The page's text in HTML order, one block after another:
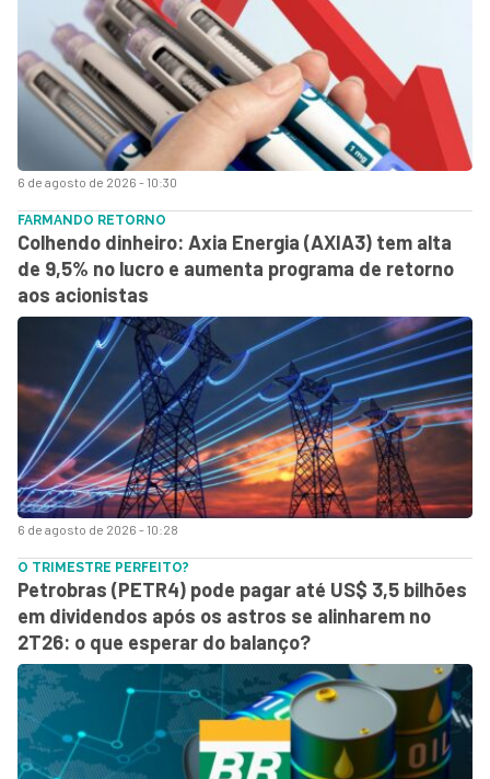
6 de agosto de 2026 - 10:30
6 de agosto de 2026 - 10:28
FARMANDO RETORNO
Colhendo dinheiro: Axia Energia (AXIA3) tem alta
de 9,5% no lucro e aumenta programa de retorno
aos acionistas
O TRIMESTRE PERFEITO?
Petrobras (PETR4) pode pagar até US$ 3,5 bilhões
em dividendos após os astros se alinharem no
2T26: o que esperar do balanço?